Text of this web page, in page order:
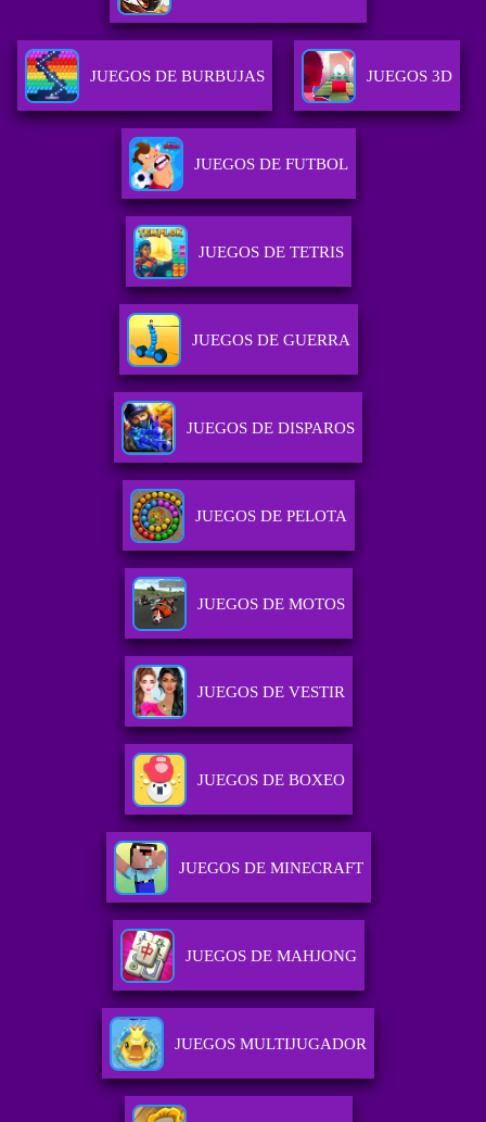
JUEGOS DE BURBUJAS JUEGOS 3D
JUEGOS DE FUTBOL
JUEGOS DE TETRIS
JUEGOS DE GUERRA
JUEGOS DE DISPAROS
JUEGOS DE PELOTA
JUEGOS DE MOTOS
JUEGOS DE VESTIR
JUEGOS DE BOXEO
JUEGOS DE MINECRAFT
JUEGOS DE MAHJONG
JUEGOS MULTIJUGADOR